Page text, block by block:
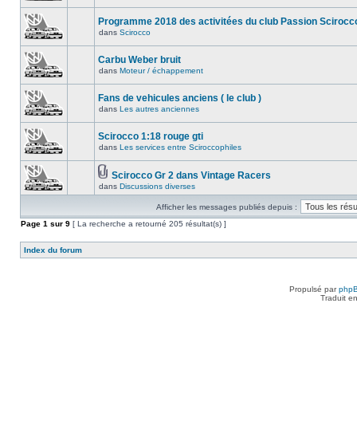
Programme 2018 des activitées du club Passion
dans Scirocco
Carbu Weber bruit
dans Moteur / échappement
Fans de vehicules anciens ( le club )
dans Les autres anciennes
Scirocco 1:18 rouge gti
dans Les services entre Sciroccophiles
Scirocco Gr 2 dans Vintage Racers
dans Discussions diverses
Afficher les messages publiés depuis :
Page 1 sur 9 [ La recherche a retourné 205 résultat(s) ]
Index du forum
Propulsé par
Traduit